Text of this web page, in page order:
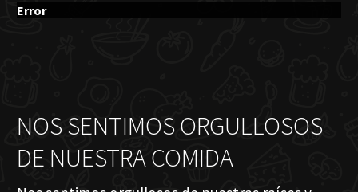
Error
NOS SENTIMOS ORGULLOSOS
DE NUESTRA COMIDA